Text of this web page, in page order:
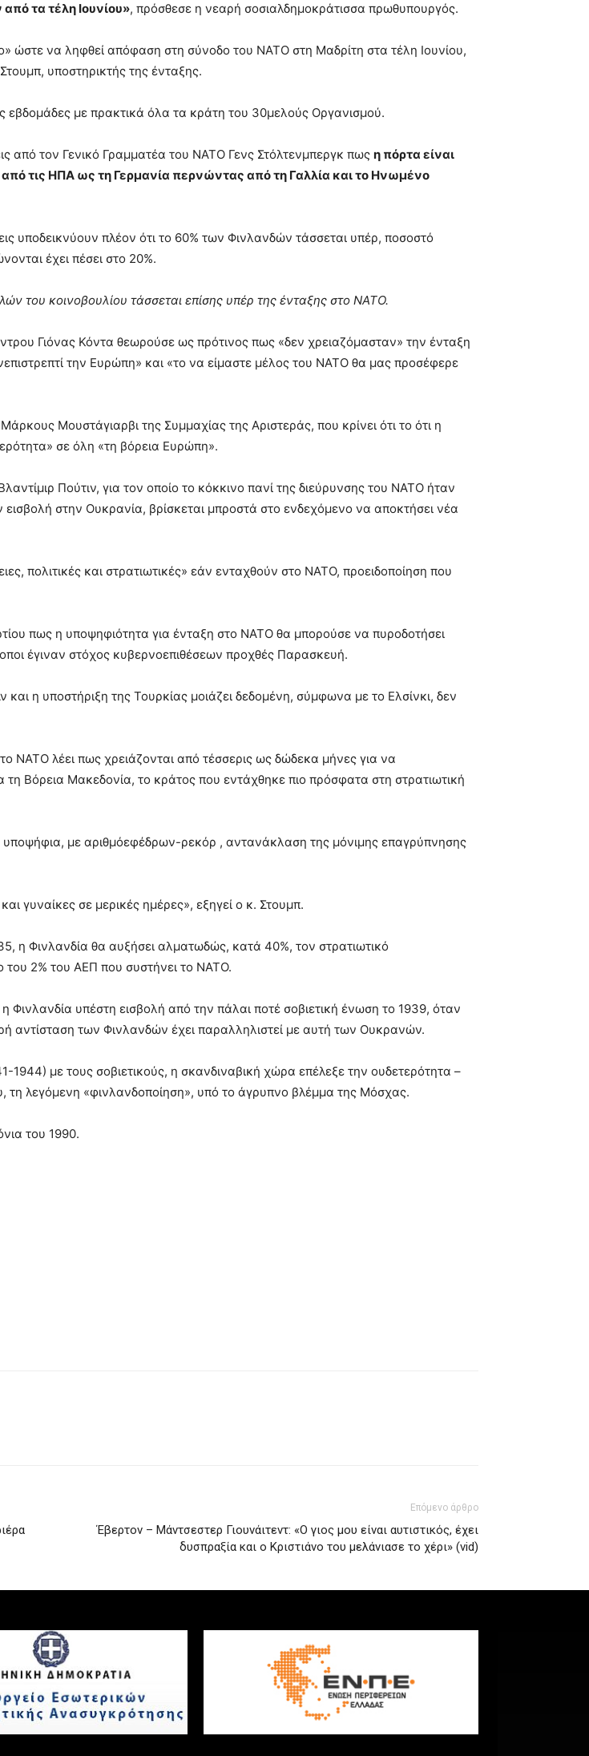
τα τέλη Ιουνίου», πρόσθεσε η νεαρή σοσιαλδημοκράτισσα πρωθυπουργός.
ώστε να ληφθεί απόφαση στη σύνοδο του NATO στη Μαδρίτη στα τέλη Ιουνίου,
υποστηρικτής της ένταξης.
εβδομάδες με πρακτικά όλα τα κράτη του 30μελούς Οργανισμού.
από τον Γενικό Γραμματέα του NATO Γενς Στόλτενμπεργκ πως η πόρτα είναι
τις ΗΠΑ ως τη Γερμανία περνώντας από τη Γαλλία και το Ηνωμένο
υποδεικνύουν πλέον ότι το 60% των Φινλανδών τάσσεται υπέρ, ποσοστό
έχει πέσει στο 20%.
του κοινοβουλίου τάσσεται επίσης υπέρ της ένταξης στο NATO.
Γιόνας Κόντα θεωρούσε ως πρότινος πως «δεν χρειαζόμασταν» την ένταξη
την Ευρώπη» και «το να είμαστε μέλος του NATO θα μας προσέφερε
Μουστάγιαρβι της Συμμαχίας της Αριστεράς, που κρίνει ότι το ότι η
σε όλη «τη βόρεια Ευρώπη».
Πούτιν, για τον οποίο το κόκκινο πανί της διεύρυνσης του NATO ήταν
στην Ουκρανία, βρίσκεται μπροστά στο ενδεχόμενο να αποκτήσει νέα
πολιτικές και στρατιωτικές» εάν ενταχθούν στο NATO, προειδοποίηση που
πως η υποψηφιότητα για ένταξη στο NATO θα μπορούσε να πυροδοτήσει
έγιναν στόχος κυβερνοεπιθέσεων προχθές Παρασκευή.
η υποστήριξη της Τουρκίας μοιάζει δεδομένη, σύμφωνα με το Ελσίνκι, δεν
λέει πως χρειάζονται από τέσσερις ως δώδεκα μήνες για να
τη Βόρεια Μακεδονία, το κράτος που εντάχθηκε πιο πρόσφατα στη στρατιωτική
υποψήφια, με αριθμόεφέδρων-ρεκόρ , αντανάκλαση της μόνιμης επαγρύπνησης
γυναίκες σε μερικές ημέρες», εξηγεί ο κ. Στουμπ.
η Φινλανδία θα αυξήσει αλματωδώς, κατά 40%, τον στρατιωτικό
2% του ΑΕΠ που συστήνει το NATO.
υπέστη εισβολή από την πάλαι ποτέ σοβιετική ένωση το 1939, όταν
αντίσταση των Φινλανδών έχει παραλληλιστεί με αυτή των Ουκρανών.
με τους σοβιετικούς, η σκανδιναβική χώρα επέλεξε την ουδετερότητα –
τη λεγόμενη «φινλανδοποίηση», υπό το άγρυπνο βλέμμα της Μόσχας.
του 1990.
Επόμενο άρθρο
Έβερτον – Μάντσεστερ Γιουνάιτεντ: «Ο γιος μου είναι αυτιστικός, έχει
δυσπραξία και ο Κριστιάνο του μελάνιασε το χέρι» (vid)